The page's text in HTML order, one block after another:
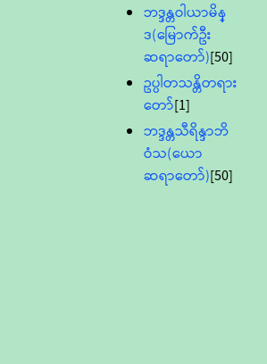
ဘဒ္ဒန္တဝါယာမိန္
ဒ(မြောက်ဦး
ဆရာတော်)[50]
ဥပ္ပါတသန္တိတရား
တော်[1]
ဘဒ္ဒန္တသီရိန္ဒာဘိ
ဝံသ(ယော
ဆရာတော်)[50]